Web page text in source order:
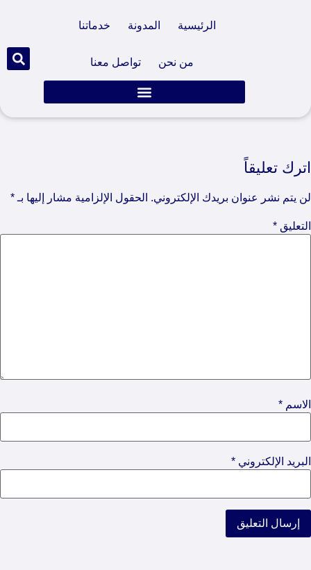
الرئيسية المدونة خدماتنا
من نحن تواصل معنا
اترك تعليقاً
لن يتم نشر عنوان بريدك الإلكتروني. الحقول الإلزامية مشار إليها بـ *
التعليق *
الاسم *
البريد الإلكتروني *